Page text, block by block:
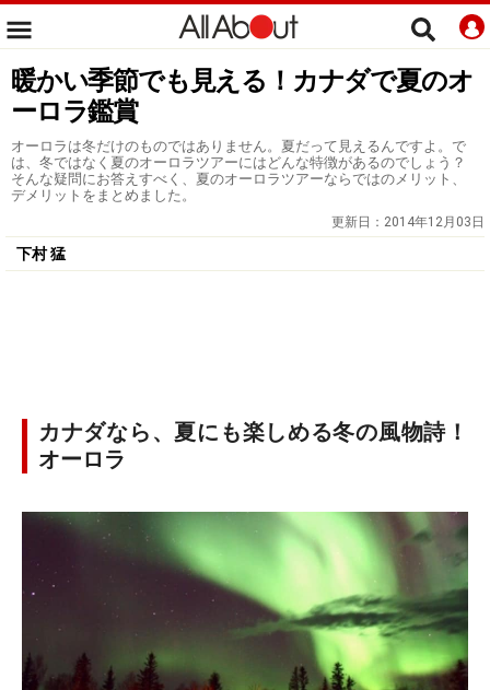
暖かい季節でも見える！カナダで夏のオ
ーロラ鑑賞
オーロラは冬だけのものではありません。夏だって見えるんですよ。で
は、冬ではなく夏のオーロラツアーにはどんな特徴があるのでしょう？
そんな疑問にお答えすべく、夏のオーロラツアーならではのメリット、
デメリットをまとめました。
更新日： 2014年12月03日
下村 猛
カナダなら、夏にも楽しめる冬の風物詩！
オーロラ